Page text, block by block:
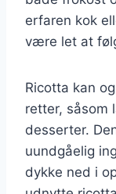
erfaren kok
være let at
Ricotta kan
retter, såsom
desserter.
uundgåelig
dykke ned i